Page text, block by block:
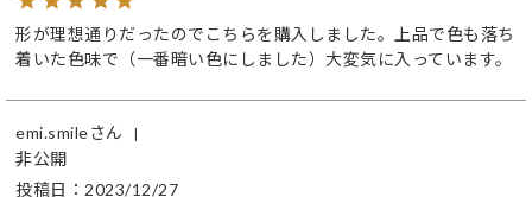
形が理想通りだったのでこちらを購入しました。上品で色も落ち
着いた色味で（一番暗い色にしました）大変気に入っています。
emi.smile
非公開
投稿日
2023/12/27